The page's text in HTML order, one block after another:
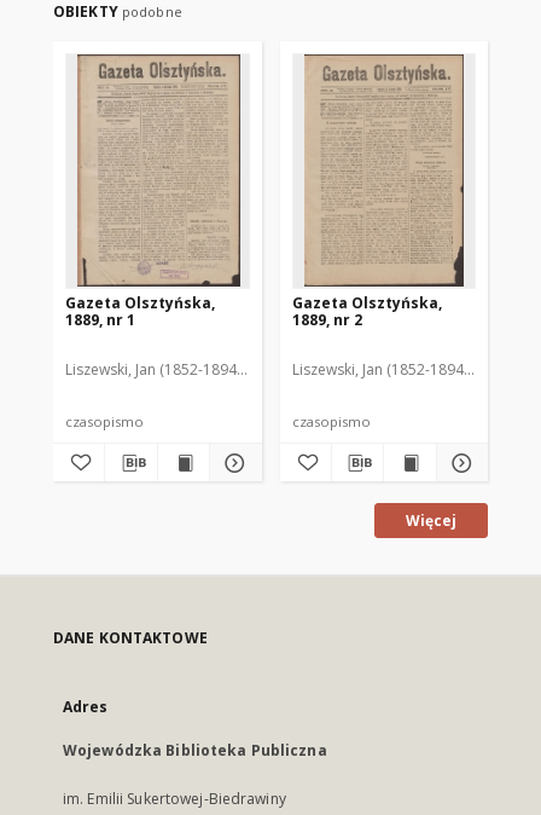
OBIEKTY podobne
Gazeta Olsztyńska,
1889, nr 1
Liszewski, Jan (1852-1894). Red.
czasopismo
Gazeta Olsztyńska,
1889, nr 2
Liszewski, Jan (1852-1894). Red.
czasopismo
Więcej
DANE KONTAKTOWE
Adres
Wojewódzka Biblioteka Publiczna
im. Emilii Sukertowej-Biedrawiny